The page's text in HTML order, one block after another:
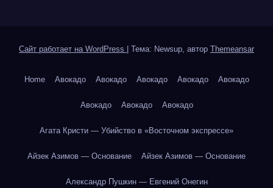
Сайт работает на WordPress Тема: Newsup, автор Themeansar
Home Авокадо Авокадо Авокадо Авокадо Авокадо
Авокадо Авокадо Авокадо
Агата Кристи — Убийство в «Восточном экспрессе»
Айзек Азимов — Основание Айзек Азимов — Основание
Александр Пушкин — Евгений Онегин